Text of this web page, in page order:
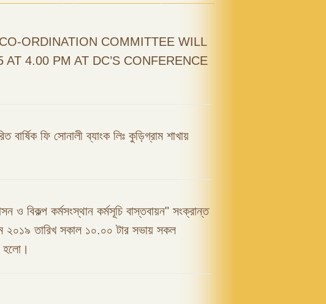
ORDINATION COMMITTEE WILL
4.00 PM AT DC’S CONFERENCE
বার্ষিক ফি সোনালী ব্যাংক লিঃ কুড়িগ্রাম শাখায়
ও বিকল্প কর্মসংস্থান কর্মসূচি বাস্তবায়ন" সংক্রান্ত
২০১৯ তারিখ সকাল ১০.০০ টার সভায় সকল
হলো।